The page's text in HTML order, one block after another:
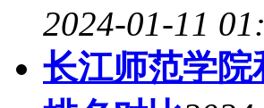
2024-01-11
长江师范学院